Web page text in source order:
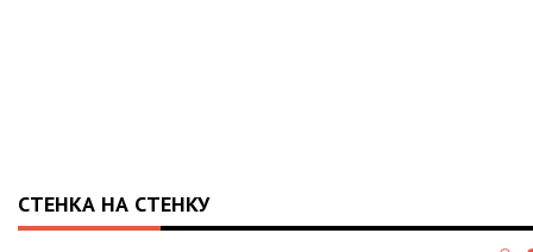
СТЕНКА НА СТЕНКУ